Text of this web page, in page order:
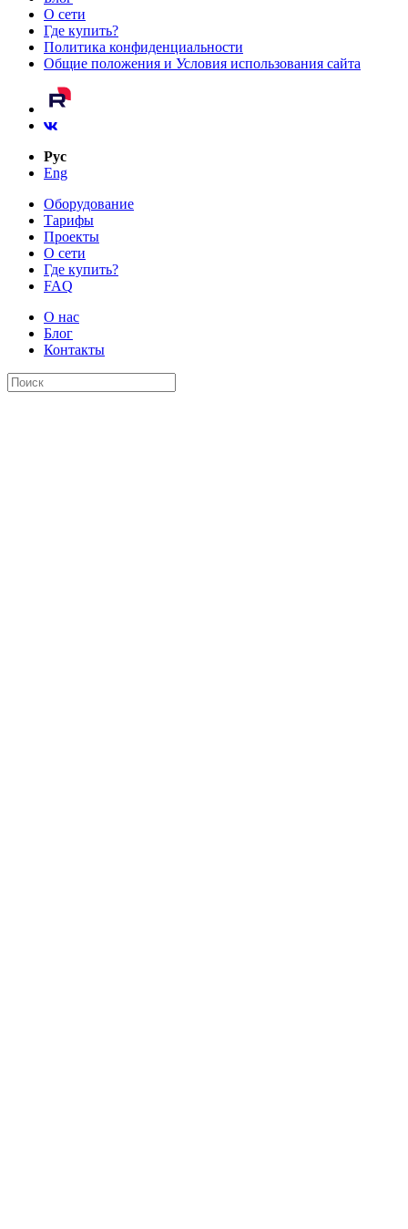
О сети
Где купить?
Политика конфиденциальности
Общие положения и Условия использования сайта
Рус
Eng
Оборудование
Тарифы
Проекты
О сети
Где купить?
FAQ
О нас
Блог
Контакты